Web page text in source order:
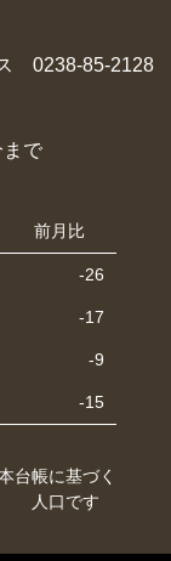
0238-85-2128
で
前月比
-26
-17
-9
-15
帳に基づく
人口です